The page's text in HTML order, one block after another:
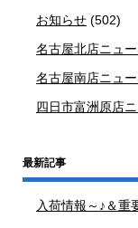
お知らせ (502)
名古屋北店ニュー
名古屋南店ニュー
四日市富洲原店
最新記事
入荷情報～♪＆重